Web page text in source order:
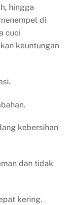
hingga
di
cuci
keuntungan
kebersihan
dan tidak
kering.